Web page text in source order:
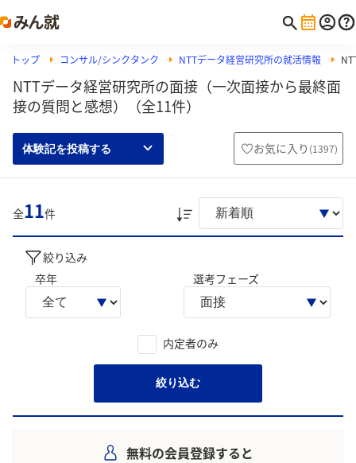
トップ コンサル/シンクタンク NTTデータ経営研究所の就活情報
NTTデータ経営研究所の面接（一次面接から最終面
接の質問と感想）（全11件）
体験記を投稿する お気に入り (1397)
全11件
絞り込み
卒年
選考フェーズ
内定者のみ
絞り込む
無料の会員登録すると